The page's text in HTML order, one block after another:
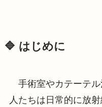
🔷 はじめに
手術室やカテーテル
人たちは日常的に放